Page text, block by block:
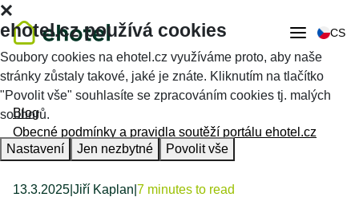
CS
Blog
Obecné podmínky a pravidla soutěží portálu ehotel.cz
13.3.2025 Jiří Kaplan 7 minutes to read
ehotel.cz používá cookies
Soubory cookies na ehotel.cz využíváme proto, aby naše
stránky zůstaly takové, jaké je znáte. Kliknutím na tlačítko
"Povolit vše" souhlasíte se zpracováním cookies tj. malých
souborů.
Nastavení Jen nezbytné Povolit vše